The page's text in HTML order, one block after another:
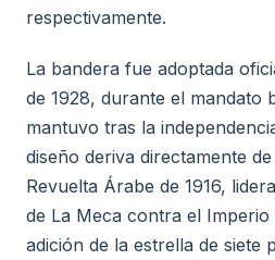
respectivamente.
La bandera fue adoptada
de 1928, durante el mandato
mantuvo tras la
diseño deriva directamente
Revuelta Árabe de 1916,
de La Meca contra el
adición de la estrella de siete